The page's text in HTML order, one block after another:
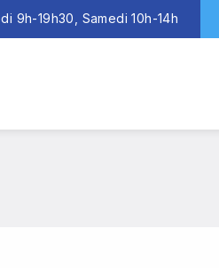
9h-19h30, Samedi 10h-14h